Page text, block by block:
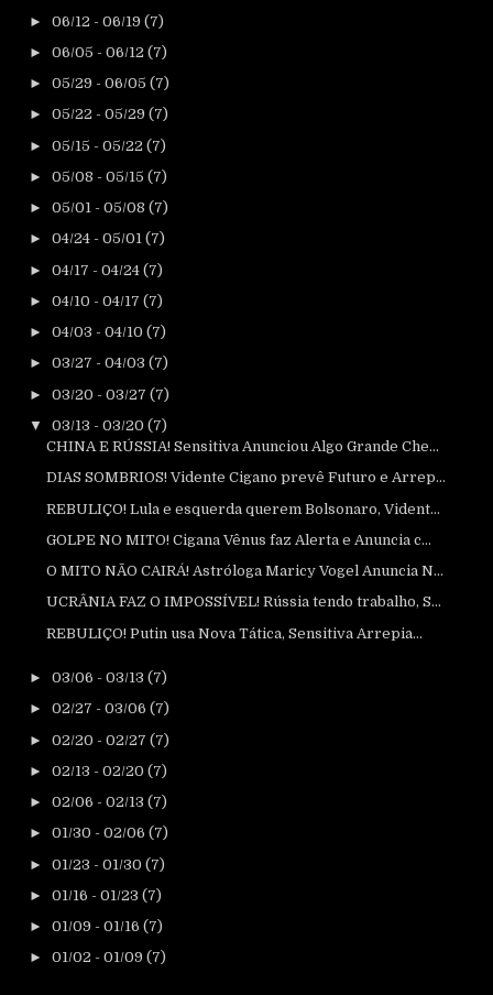
► 06/12 - 06/19 (7)
► 06/05 - 06/12 (7)
► 05/29 - 06/05 (7)
► 05/22 - 05/29 (7)
► 05/15 - 05/22 (7)
► 05/08 - 05/15 (7)
► 05/01 - 05/08 (7)
► 04/24 - 05/01 (7)
► 04/17 - 04/24 (7)
► 04/10 - 04/17 (7)
► 04/03 - 04/10 (7)
► 03/27 - 04/03 (7)
► 03/20 - 03/27 (7)
▼ 03/13 - 03/20 (7)
CHINA E RÚSSIA! Sensitiva Anunciou Algo Grande Che...
DIAS SOMBRIOS! Vidente Cigano prevê Futuro e Arrep...
REBULIÇO! Lula e esquerda querem Bolsonaro, Vident...
GOLPE NO MITO! Cigana Vênus faz Alerta e Anuncia c...
O MITO NÃO CAIRÁ! Astróloga Maricy Vogel Anuncia N...
UCRÂNIA FAZ O IMPOSSÍVEL! Rússia tendo trabalho, S...
REBULIÇO! Putin usa Nova Tática, Sensitiva Arrepia...
► 03/06 - 03/13 (7)
► 02/27 - 03/06 (7)
► 02/20 - 02/27 (7)
► 02/13 - 02/20 (7)
► 02/06 - 02/13 (7)
► 01/30 - 02/06 (7)
► 01/23 - 01/30 (7)
► 01/16 - 01/23 (7)
► 01/09 - 01/16 (7)
► 01/02 - 01/09 (7)